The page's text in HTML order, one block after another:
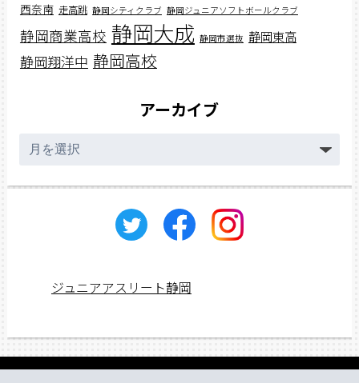
西奈南 走高跳 静岡シティクラブ 静岡ジュニアソフトボールクラブ
静岡商業高校 静岡大成 静岡市選抜 静岡東高
静岡翔洋中 静岡高校
アーカイブ
ー
ジュニアアスリート静岡